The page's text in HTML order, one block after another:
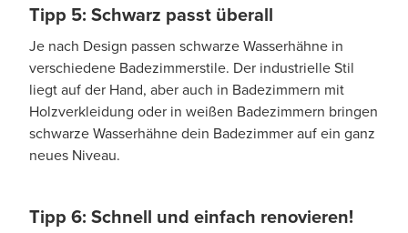
Tipp 5: Schwarz passt überall
Je nach Design passen schwarze Wasserhähne in
verschiedene Badezimmerstile. Der industrielle Stil
liegt auf der Hand, aber auch in Badezimmern mit
Holzverkleidung oder in weißen Badezimmern bringen
schwarze Wasserhähne dein Badezimmer auf ein ganz
neues Niveau.
Tipp 6: Schnell und einfach renovieren!